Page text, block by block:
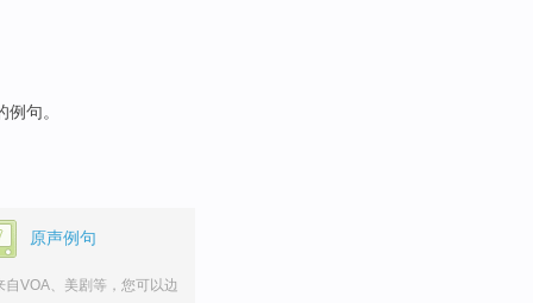
例句。
原声例句
自VOA、美剧等，您可以边